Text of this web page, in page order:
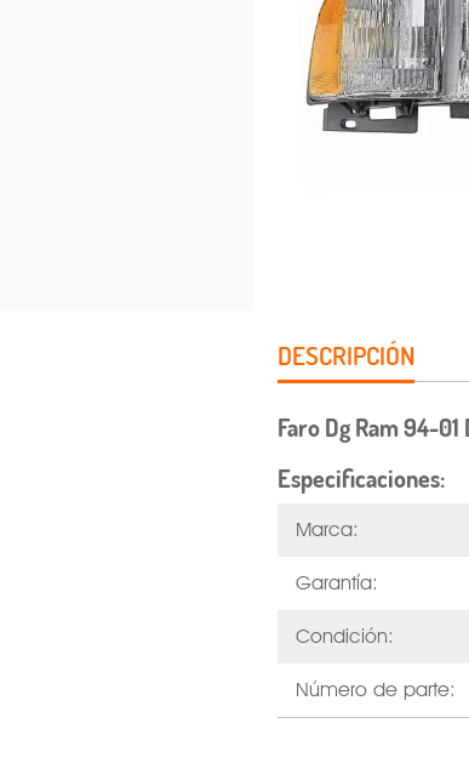
DESCRIPCIÓN
Faro Dg Ram 94-
Especificaciones:
Marca:
Garantía:
Condición:
Número de parte: